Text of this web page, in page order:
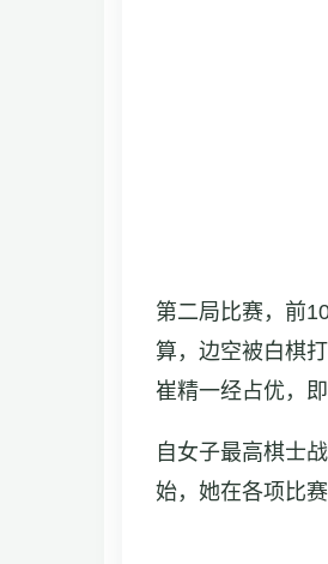
第二局比赛，前
算，边空被白棋
崔精一经占优，
自女子最高棋士
始，她在各项比